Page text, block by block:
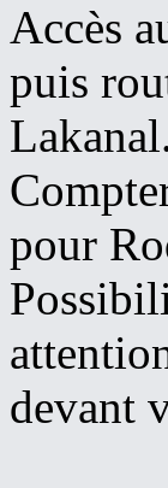
Accès
puis
pour
devant